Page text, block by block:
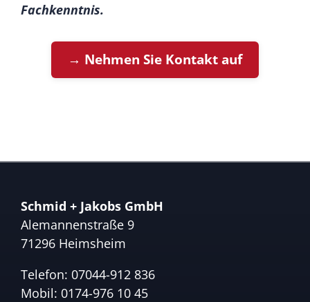
Fachkenntnis.
→ Nehmen Sie Kontakt auf
Schmid + Jakobs GmbH
Alemannenstraße 9
71296 Heimsheim
Telefon: 07044-912 836
Mobil: 0174-976 10 45